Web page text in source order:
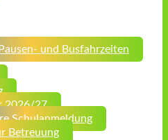
und Busfahrzeiten
2026/27
Schulanmeldung
Betreuung